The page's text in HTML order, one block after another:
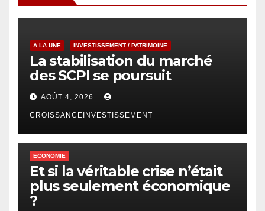
A LA UNE INVESTISSEMENT / PATRIMOINE
La stabilisation du marché
des SCPI se poursuit
AOÛT 4, 2026
CROISSANCEINVESTISSEMENT
ECONOMIE
Et si la véritable crise n’était
plus seulement économique
?